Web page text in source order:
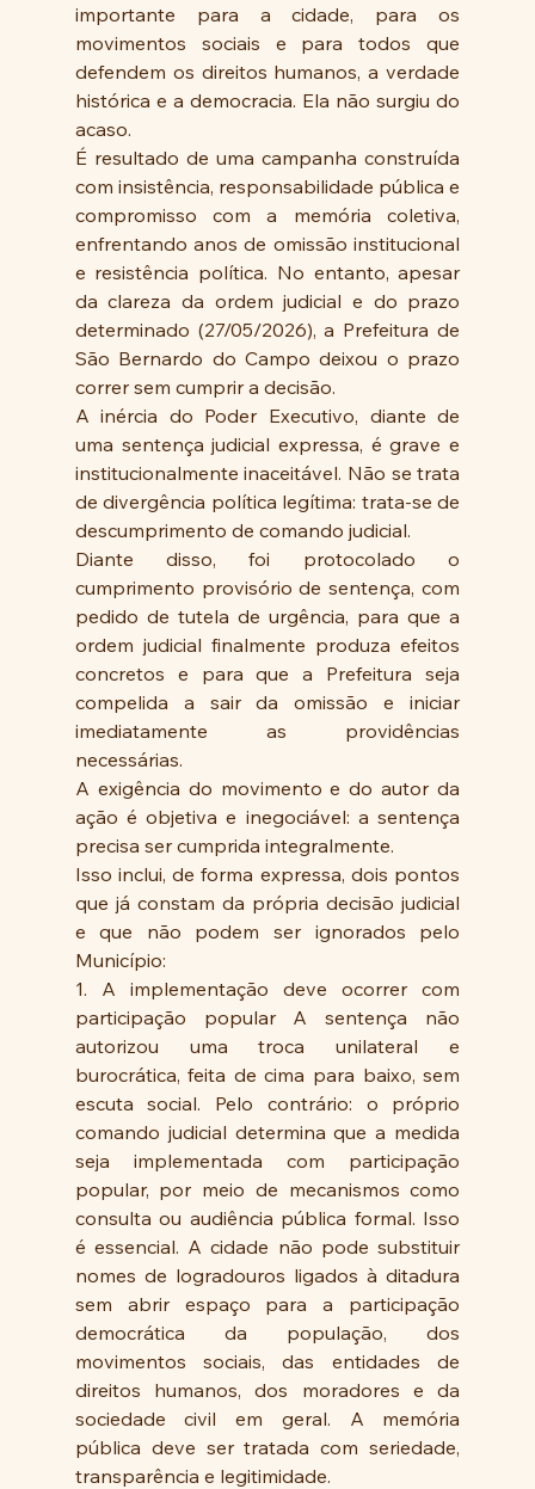
importante para a cidade, para os
movimentos sociais e para todos que
defendem os direitos humanos, a verdade
histórica e a democracia. Ela não surgiu do
acaso.
É resultado de uma campanha construída
com insistência, responsabilidade pública e
compromisso com a memória coletiva,
enfrentando anos de omissão institucional
e resistência política. No entanto, apesar
da clareza da ordem judicial e do prazo
determinado (27/05/2026), a Prefeitura de
São Bernardo do Campo deixou o prazo
correr sem cumprir a decisão.
A inércia do Poder Executivo, diante de
uma sentença judicial expressa, é grave e
institucionalmente inaceitável. Não se trata
de divergência política legítima: trata-se de
descumprimento de comando judicial.
Diante disso, foi protocolado o
cumprimento provisório de sentença, com
pedido de tutela de urgência, para que a
ordem judicial finalmente produza efeitos
concretos e para que a Prefeitura seja
compelida a sair da omissão e iniciar
imediatamente as providências
necessárias.
A exigência do movimento e do autor da
ação é objetiva e inegociável: a sentença
precisa ser cumprida integralmente.
Isso inclui, de forma expressa, dois pontos
que já constam da própria decisão judicial
e que não podem ser ignorados pelo
Município:
1. A implementação deve ocorrer com
participação popular A sentença não
autorizou uma troca unilateral e
burocrática, feita de cima para baixo, sem
escuta social. Pelo contrário: o próprio
comando judicial determina que a medida
seja implementada com participação
popular, por meio de mecanismos como
consulta ou audiência pública formal. Isso
é essencial. A cidade não pode substituir
nomes de logradouros ligados à ditadura
sem abrir espaço para a participação
democrática da população, dos
movimentos sociais, das entidades de
direitos humanos, dos moradores e da
sociedade civil em geral. A memória
pública deve ser tratada com seriedade,
transparência e legitimidade.